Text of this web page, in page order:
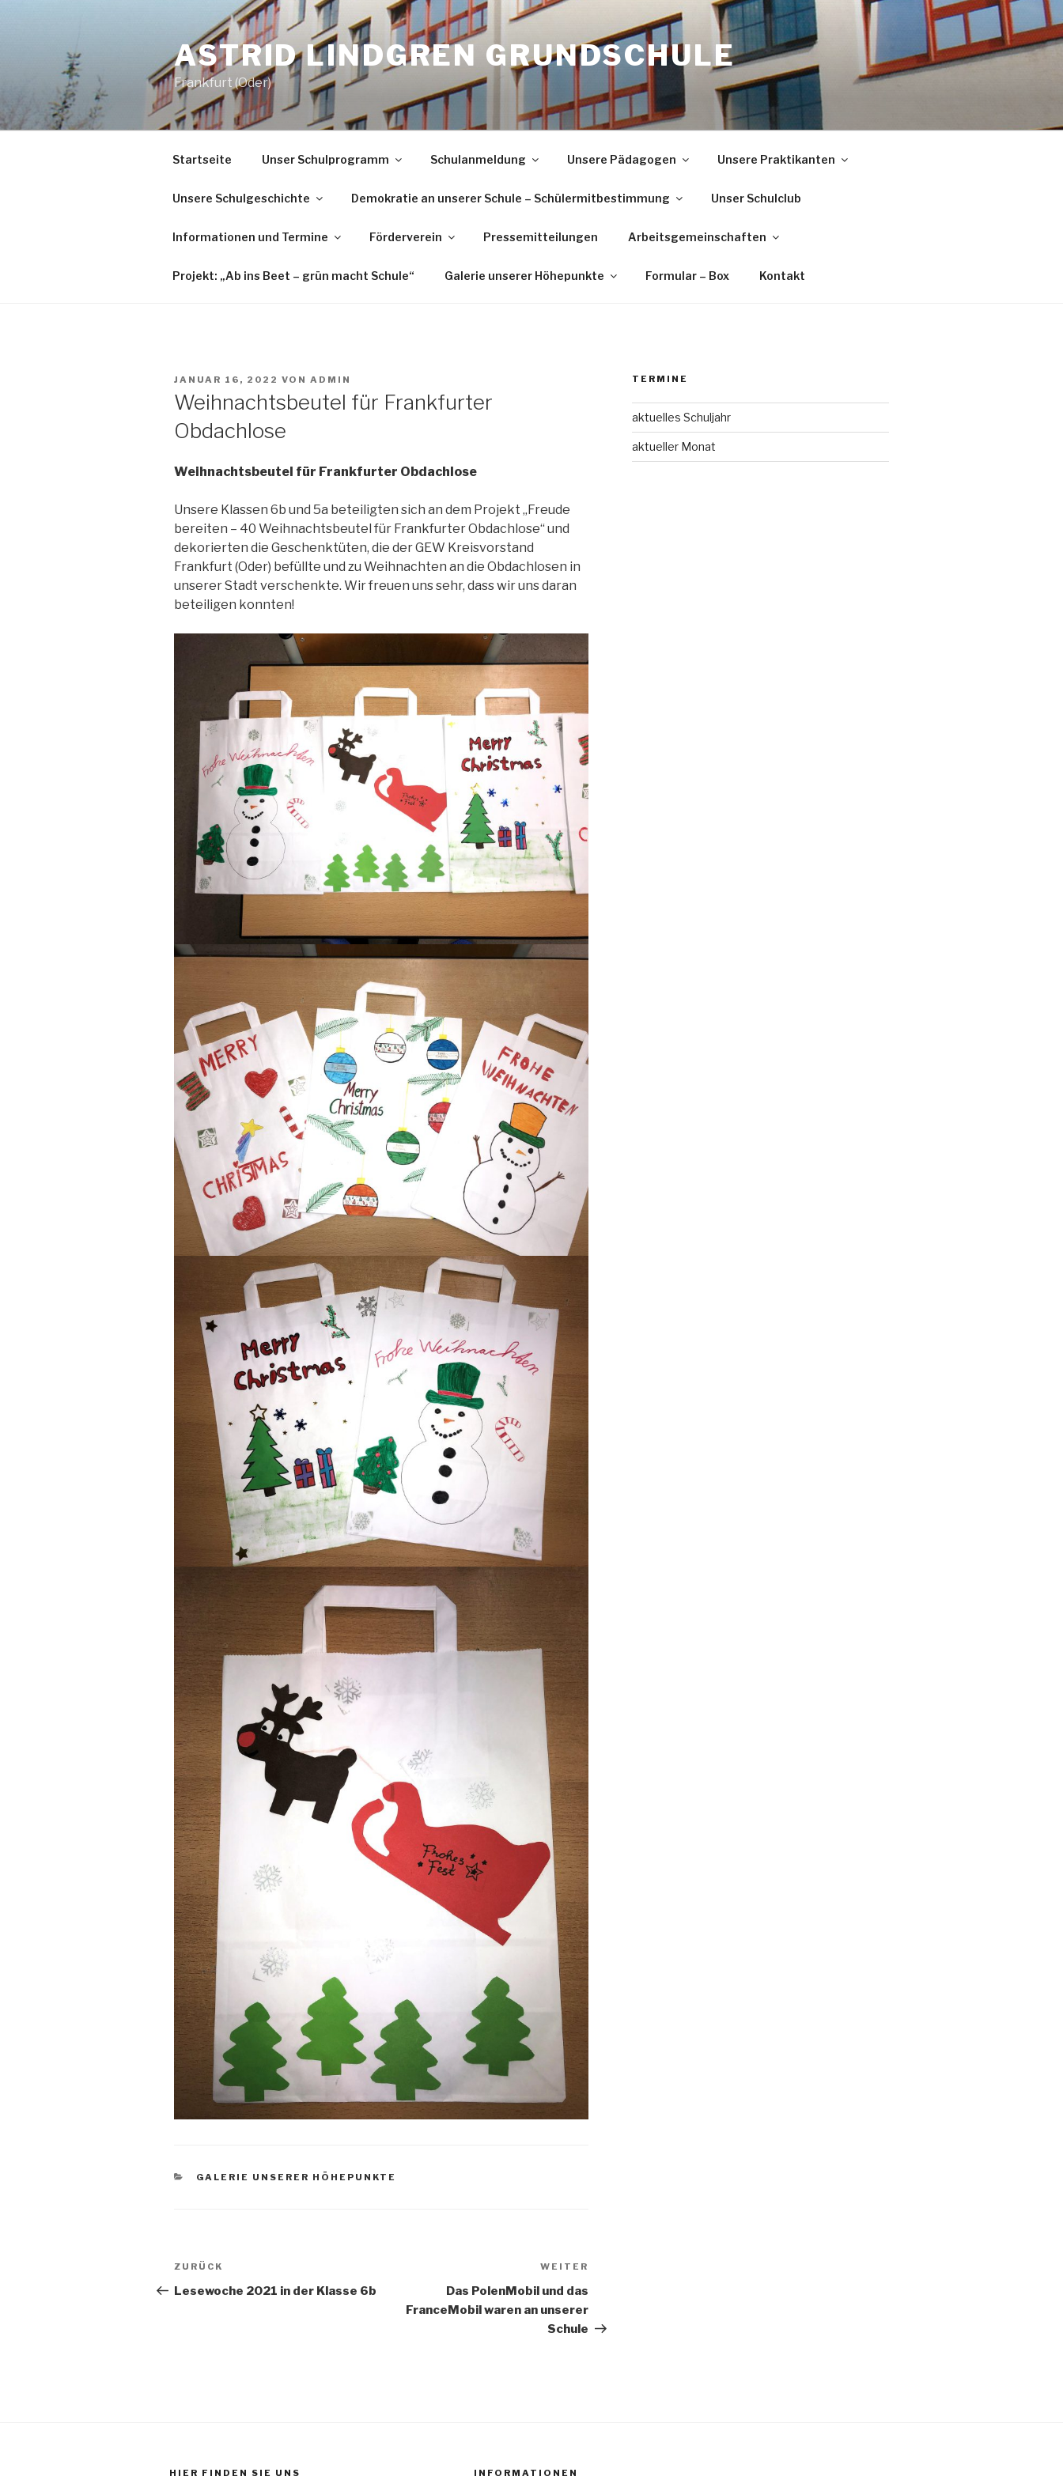
ASTRID LINDGREN GRUNDSCHULE
Frankfurt (Oder)
Startseite Unser Schulprogramm Schulanmeldung Unsere Pädagogen Unsere Praktikanten
Unsere Schulgeschichte Demokratie an unserer Schule – Schülermitbestimmung Unser Schulclub
Informationen und Termine Förderverein Pressemitteilungen Arbeitsgemeinschaften
Projekt: „Ab ins Beet – grün macht Schule“ Galerie unserer Höhepunkte Formular – Box Kontakt
VERÖFFENTLICHT
JANUAR 16, 2022 VON ADMIN
Weihnachtsbeutel für Frankfurter
Obdachlose
Weihnachtsbeutel für Frankfurter Obdachlose
Unsere Klassen 6b und 5a beteiligten sich an dem Projekt „Freude
bereiten – 40 Weihnachtsbeutel für Frankfurter Obdachlose“ und
dekorierten die Geschenktüten, die der GEW Kreisvorstand
Frankfurt (Oder) befüllte und zu Weihnachten an die Obdachlosen in
unserer Stadt verschenkte. Wir freuen uns sehr, dass wir uns daran
beteiligen konnten!
KATEGORIEN
GALERIE UNSERER HÖHEPUNKTE
Beitrags-
Navigation
Vorheriger
Beitrag
ZURÜCK
Lesewoche 2021 in der Klasse 6b
WEITER
Das PolenMobil und das
FranceMobil waren an unserer
Schule
TERMINE
aktuelles Schuljahr
aktueller Monat
HIER FINDEN SIE UNS INFORMATIONEN